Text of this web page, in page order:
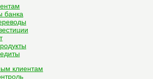
банка
клиентам